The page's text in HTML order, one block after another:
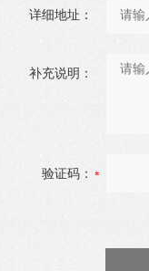
详细地址：
补充说明：
验证码：